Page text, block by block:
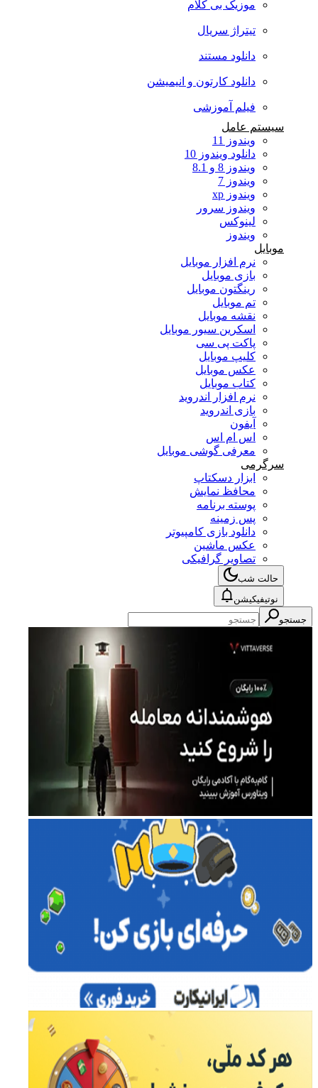
موزیک بی کلام
تیتراژ سریال
دانلود مستند
دانلود کارتون و انیمیشن
فیلم آموزشی
سیستم عامل
ویندوز 11
دانلود ویندوز 10
ویندوز 8 و 8.1
ویندوز 7
ویندوز xp
ویندوز سرور
لینوکس
ویندوز
موبایل
نرم افزار موبایل
بازی موبایل
رینگتون موبایل
تم موبایل
نقشه موبایل
اسکرین سیور موبایل
پاکت پی سی
کلیپ موبایل
عکس موبایل
کتاب موبایل
نرم افزار اندروید
بازی اندروید
آیفون
اس ام اس
معرفی گوشی موبایل
سرگرمی
ابزار دسکتاپ
محافظ نمایش
پوسته برنامه
پس زمینه
دانلود بازی کامپیوتر
عکس ماشین
تصاویر گرافیکی
حالت شب
نوتیفیکیشن
جستجو